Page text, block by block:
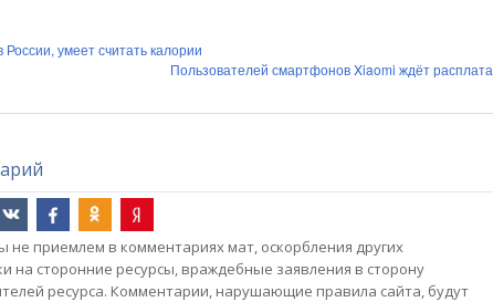
умеет считать калории
Пользователей смартфонов Xiaomi ждёт расплата
приемлем в комментариях мат, оскорбления других
на сторонние ресурсы, враждебные заявления в сторону
ресурса. Комментарии, нарушающие правила сайта, будут